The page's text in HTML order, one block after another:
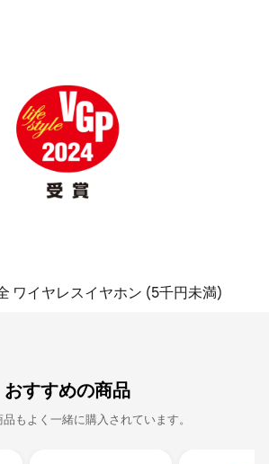
ワイヤレスイヤホン (5千円未満)
おすすめの商品
もよく一緒に購入されています。